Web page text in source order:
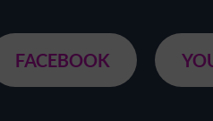
FACEBOOK